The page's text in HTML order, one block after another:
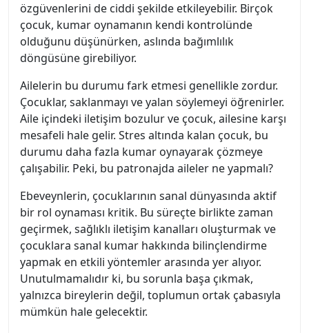
özgüvenlerini de ciddi şekilde etkileyebilir. Birçok
çocuk, kumar oynamanın kendi kontrolünde
olduğunu düşünürken, aslında bağımlılık
döngüsüne girebiliyor.
Ailelerin bu durumu fark etmesi genellikle zordur.
Çocuklar, saklanmayı ve yalan söylemeyi öğrenirler.
Aile içindeki iletişim bozulur ve çocuk, ailesine karşı
mesafeli hale gelir. Stres altında kalan çocuk, bu
durumu daha fazla kumar oynayarak çözmeye
çalışabilir. Peki, bu patronajda aileler ne yapmalı?
Ebeveynlerin, çocuklarının sanal dünyasında aktif
bir rol oynaması kritik. Bu süreçte birlikte zaman
geçirmek, sağlıklı iletişim kanalları oluşturmak ve
çocuklara sanal kumar hakkında bilinçlendirme
yapmak en etkili yöntemler arasında yer alıyor.
Unutulmamalıdır ki, bu sorunla başa çıkmak,
yalnızca bireylerin değil, toplumun ortak çabasıyla
mümkün hale gelecektir.